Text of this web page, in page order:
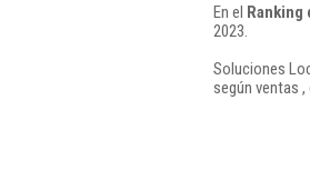
En el Ranking
2023.
Soluciones
según ventas